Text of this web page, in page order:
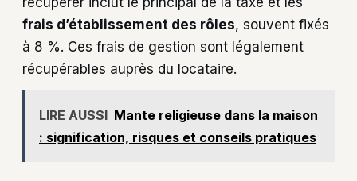
frais d’établissement des rôles, souvent fixés
à 8 %. Ces frais de gestion sont légalement
récupérables auprès du locataire.
LIRE AUSSI Mante religieuse dans la maison
: signification, risques et conseils pratiques